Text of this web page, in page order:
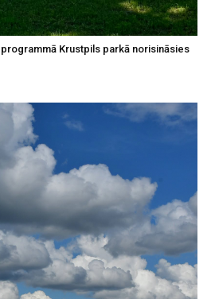
Krustpils parkā norisināsies